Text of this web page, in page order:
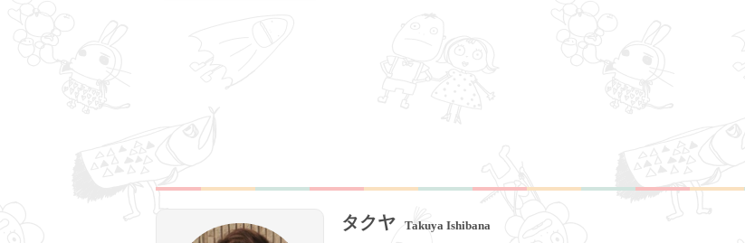
タクヤ Takuya Ishibana